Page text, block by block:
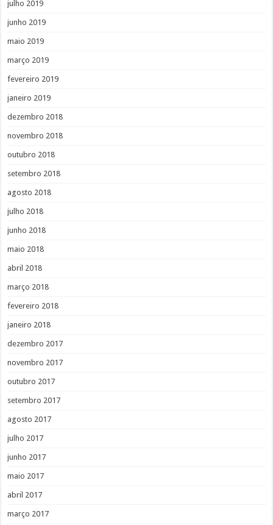
julho 2019
junho 2019
maio 2019
março 2019
fevereiro 2019
janeiro 2019
dezembro 2018
novembro 2018
outubro 2018
setembro 2018
agosto 2018
julho 2018
junho 2018
maio 2018
abril 2018
março 2018
fevereiro 2018
janeiro 2018
dezembro 2017
novembro 2017
outubro 2017
setembro 2017
agosto 2017
julho 2017
junho 2017
maio 2017
abril 2017
março 2017